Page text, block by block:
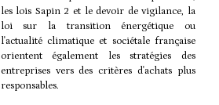
les lois Sapin 2 et le devoir de vigilance, la
loi sur la transition énergétique ou
l'actualité climatique et sociétale française
orientent également les stratégies des
entreprises vers des critères d'achats plus
responsables.